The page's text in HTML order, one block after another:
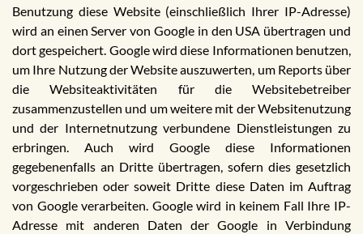
Benutzung diese Website (einschließlich Ihrer IP-Adresse)
wird an einen Server von Google in den USA übertragen und
dort gespeichert. Google wird diese Informationen benutzen,
um Ihre Nutzung der Website auszuwerten, um Reports über
die Websiteaktivitäten für die Websitebetreiber
zusammenzustellen und um weitere mit der Websitenutzung
und der Internetnutzung verbundene Dienstleistungen zu
erbringen. Auch wird Google diese Informationen
gegebenenfalls an Dritte übertragen, sofern dies gesetzlich
vorgeschrieben oder soweit Dritte diese Daten im Auftrag
von Google verarbeiten. Google wird in keinem Fall Ihre IP-
Adresse mit anderen Daten der Google in Verbindung